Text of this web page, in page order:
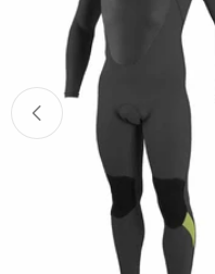
mediju 0 modālajā logā